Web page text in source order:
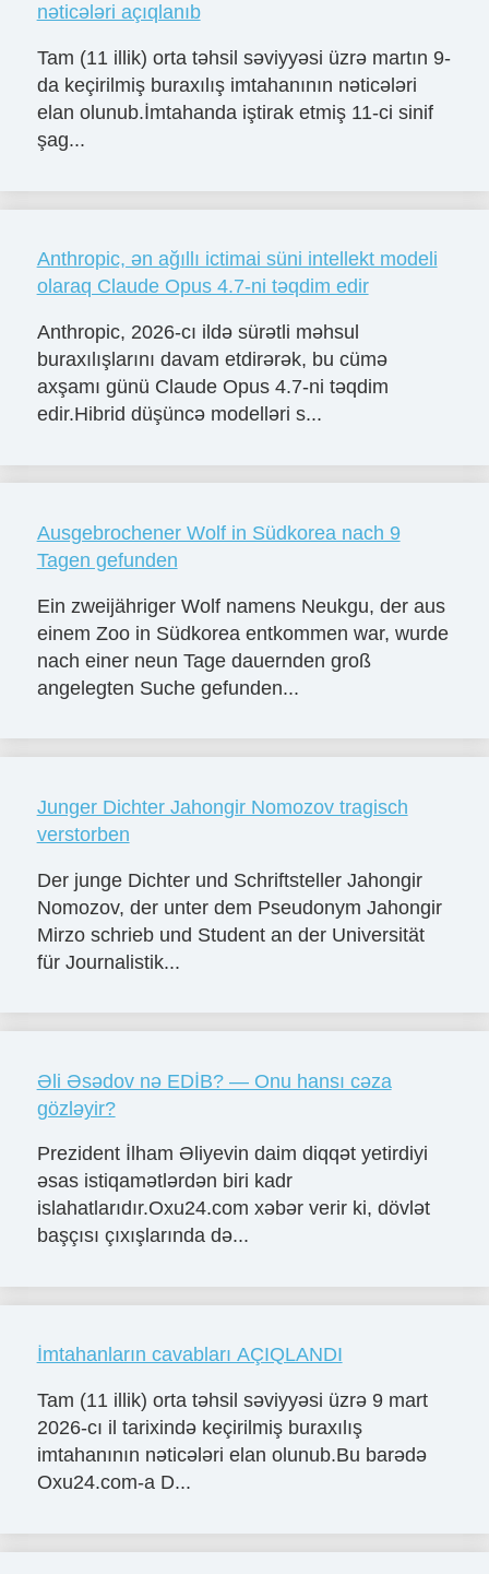
nəticələri açıqlanıb
Tam (11 illik) orta təhsil səviyyəsi üzrə martın 9-
da keçirilmiş buraxılış imtahanının nəticələri
elan olunub.İmtahanda iştirak etmiş 11-ci sinif
şag...
Anthropic, ən ağıllı ictimai süni intellekt modeli
olaraq Claude Opus 4.7-ni təqdim edir
Anthropic, 2026-cı ildə sürətli məhsul
buraxılışlarını davam etdirərək, bu cümə
axşamı günü Claude Opus 4.7-ni təqdim
edir.Hibrid düşüncə modelləri s...
Ausgebrochener Wolf in Südkorea nach 9
Tagen gefunden
Ein zweijähriger Wolf namens Neukgu, der aus
einem Zoo in Südkorea entkommen war, wurde
nach einer neun Tage dauernden groß
angelegten Suche gefunden...
Junger Dichter Jahongir Nomozov tragisch
verstorben
Der junge Dichter und Schriftsteller Jahongir
Nomozov, der unter dem Pseudonym Jahongir
Mirzo schrieb und Student an der Universität
für Journalistik...
Əli Əsədov nə EDİB? — Onu hansı cəza
gözləyir?
Prezident İlham Əliyevin daim diqqət yetirdiyi
əsas istiqamətlərdən biri kadr
islahatlarıdır.Oxu24.com xəbər verir ki, dövlət
başçısı çıxışlarında də...
İmtahanların cavabları AÇIQLANDI
Tam (11 illik) orta təhsil səviyyəsi üzrə 9 mart
2026-cı il tarixində keçirilmiş buraxılış
imtahanının nəticələri elan olunub.Bu barədə
Oxu24.com-a D...